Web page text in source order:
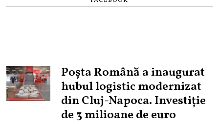
Poșta Română a inaugurat
hubul logistic modernizat
din Cluj-Napoca. Investiție
de 3 milioane de euro